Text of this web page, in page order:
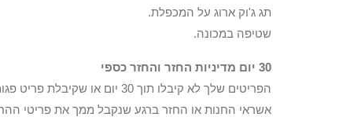
תג ג'וק ארוג על המכפלת.
שטיפה במכונה.
30 יום מדיניות החזר והחזר כספי
הפריטים שלך לא קיבלו תוך
אשראי החנות או החזר ברגע שנקבל ממך את פריטי